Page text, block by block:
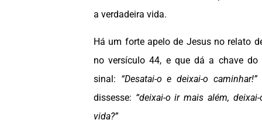
a verdadeira vida.
Há um forte apelo de Jesus no relato
no versículo 44, e que dá a chave do
sinal: “Desatai-o e deixai-o caminhar!”
dissesse: “deixai-o ir mais além,
vida?”